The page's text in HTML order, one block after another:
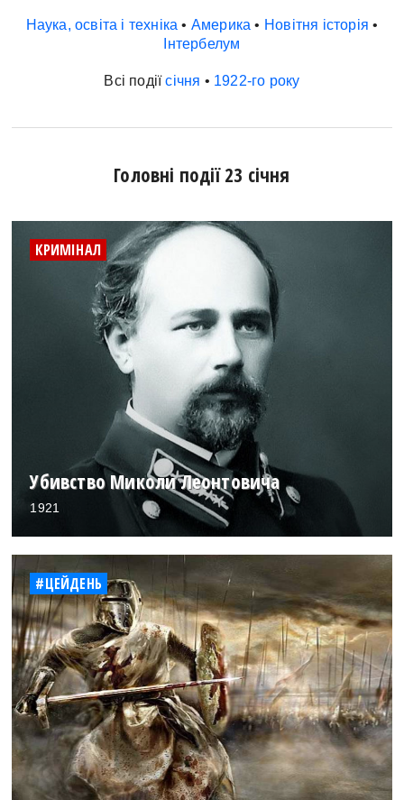
Наука, освіта і техніка • Америка • Новітня історія •
Інтербелум
Всі подіїсічня • 1922-го року
Головні події 23 січня
КРИМІНАЛ
Убивство Миколи Леонтовича
1921
#ЦЕЙДЕНЬ